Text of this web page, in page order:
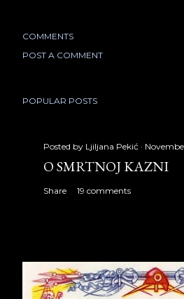
COMMENTS
POST A COMMENT
POPULAR POSTS
Posted by Ljiljana Pekić
O SMRTNOJ KAZNI
Share 19 comments